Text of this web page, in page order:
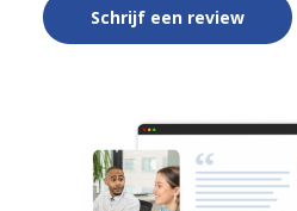
Schrijf een review